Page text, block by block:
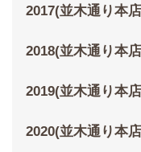
2017(並木通り本
2018(並木通り本
2019(並木通り本
2020(並木通り本